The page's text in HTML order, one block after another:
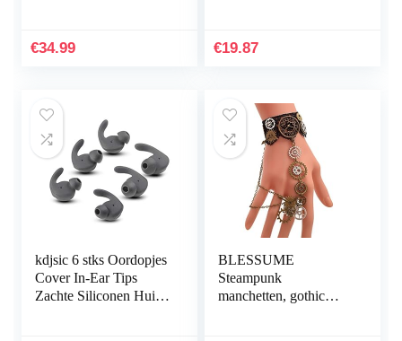
€34.99
voor Razer Nari
€19.87
kdjsic 6 stks Oordopjes
Cover In-Ear Tips
Zachte Siliconen Huid
BLESSUME
Steampunk
manchetten, gothic